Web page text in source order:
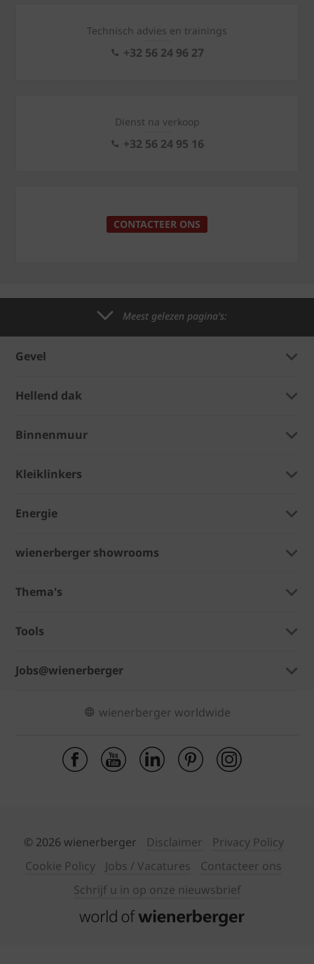
Technisch advies en trainings
+32 56 24 96 27
Dienst na verkoop
+32 56 24 95 16
CONTACTEER ONS
Meest gelezen pagina's:
Gevel
Hellend dak
Binnenmuur
Kleiklinkers
Energie
wienerberger showrooms
Thema's
Tools
Jobs@wienerberger
wienerberger worldwide
© 2026 wienerberger Disclaimer
Privacy Policy
Cookie Policy
Jobs / Vacatures
Contacteer ons
Schrijf u in op onze nieuwsbrief